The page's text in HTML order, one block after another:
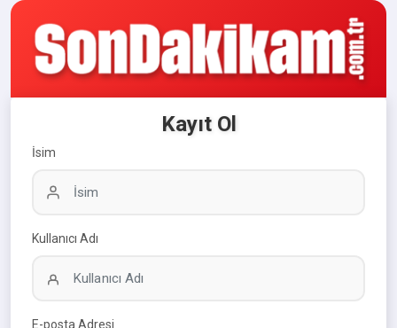
Kayıt Ol
İsim
Kullanıcı Adı
E-posta Adresi